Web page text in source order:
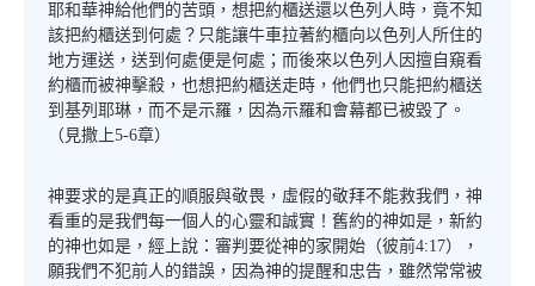
耶和華神給他們的苦頭，想把約櫃送還以色列人時，竟不知
該把約櫃送到何處？只能讓牛車拉著約櫃向以色列人所住的
地方運送，送到何處便是何處；而後來以色列人因擅自窺看
約櫃而被神擊殺，也想把約櫃送走時，他們也只能把約櫃送
到基列耶琳，而不是示羅，因為示羅和會幕都已被毀了。
（見撒上5-6章）
神要求的是真正的順服與敬畏，虛假的敬拜不能救我們，神
看重的是我們每一個人的心靈和誠實！舊約的神如是，新約
的神也如是，經上說：審判要從神的家開始（彼前4:17），
願我們不犯前人的錯誤，因為神的提醒和忠告，雖然常常被